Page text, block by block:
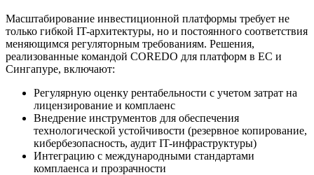
Масштабирование инвестиционной платформы требует не
только гибкой IT-архитектуры, но и постоянного соответствия
меняющимся регуляторным требованиям. Решения,
реализованные командой COREDO для платформ в ЕС и
Сингапуре, включают:
Регулярную оценку рентабельности с учетом затрат на
лицензирование и комплаенс
Внедрение инструментов для обеспечения
технологической устойчивости (резервное копирование,
кибербезопасность, аудит IT-инфраструктуры)
Интеграцию с международными стандартами
комплаенса и прозрачности